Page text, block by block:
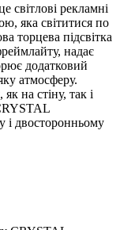
рекламні
яка світитися по
торцева підсвітка
надає
додатковий
атмосферу.
на стіну, так і
і двосторонньому